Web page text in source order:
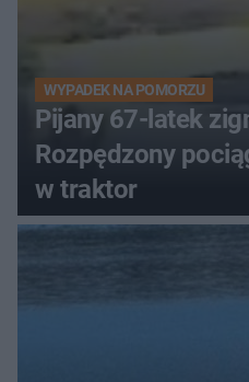
WYPADEK NA POMORZU
Pijany 67-latek
Rozpędzony
w traktor